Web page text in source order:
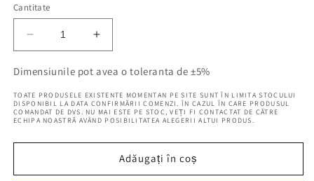
Cantitate
Reduceți
cantitatea
pentru
Deluxe
Doku
80x150
Modern
Creșteți
cantitatea
pentru
Deluxe
Doku
80x150
Modern
Dimensiunile pot avea o toleranta de ±5%
TOATE PRODUSELE EXISTENTE MOMENTAN PE SITE SUNT ÎN LIMITA STOCULUI
DISPONIBIL LA DATA CONFIRMĂRII COMENZI. ÎN CAZUL ÎN CARE PRODUSUL
COMANDAT DE DVS. NU MAI ESTE PE STOC, VEȚI FI CONTACTAT DE CĂTRE
ECHIPA NOASTRĂ AVÂND POSIBILITATEA ALEGERII ALTUI PRODUS.
Adăugați în coș